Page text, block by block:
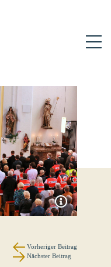
Vorheriger Beitrag
Nächster Beitrag